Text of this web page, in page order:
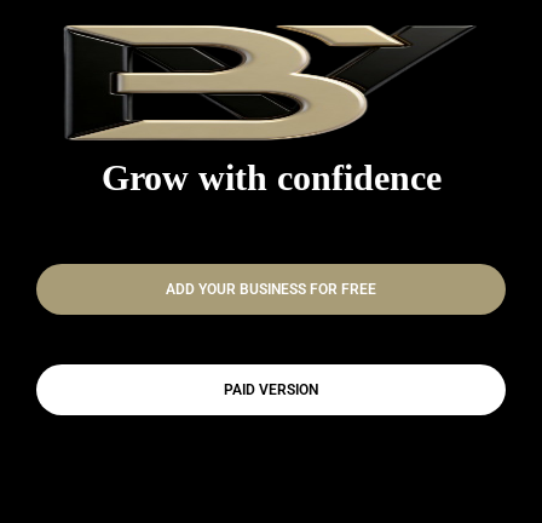
Grow with confidence
ADD YOUR BUSINESS FOR FREE
PAID VERSION